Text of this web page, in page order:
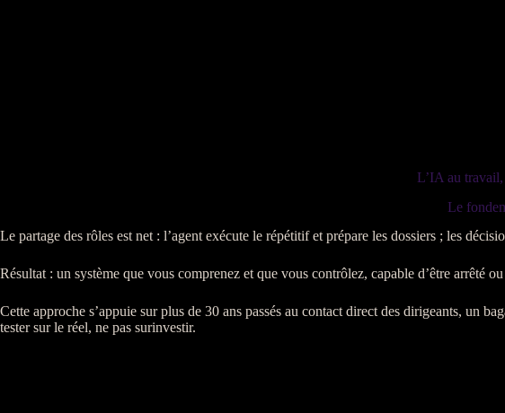
L’IA au
Le
Le partage des rôles est net : l’agent exécute le répétitif et prépare les dossiers ; les
Résultat : un système que vous comprenez et que vous contrôlez, capable d’être arrêté
Cette approche s’appuie sur plus de 30 ans passés au contact direct des dirigeants, un
tester sur le réel, ne pas surinvestir.